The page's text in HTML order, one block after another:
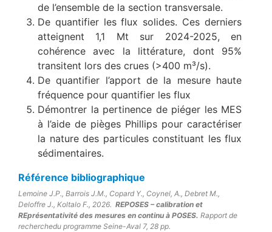
de l’ensemble de la section transversale.
De quantifier les flux solides. Ces derniers
atteignent 1,1 Mt sur 2024-2025, en
cohérence avec la littérature, dont 95%
transitent lors des crues (>400 m³/s).
De quantifier l’apport de la mesure haute
fréquence pour quantifier les flux
Démontrer la pertinence de piéger les MES
à l’aide de pièges Phillips pour caractériser
la nature des particules constituant les flux
sédimentaires.
Référence bibliographique ​​
Lemoine J.P., Barrois J.M., Copard Y., Coynel, A., Debret M.,
Deloffre J., Koltalo F., 2026. REPOSES – calibration et
REprésentativité des mesures en continu à POSES. Rapport de
recherchedu programme Seine-Aval 7, 28 pp.